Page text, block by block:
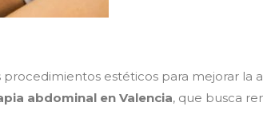
estéticos para mejorar la
abdominal en Valencia, que busca